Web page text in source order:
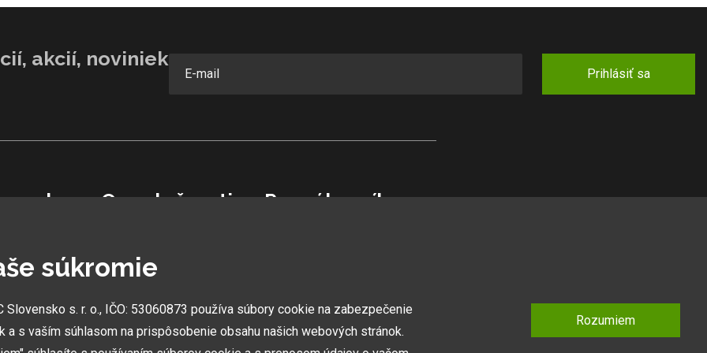
akcií, noviniek
Prihlásiť sa
O spoločnosti
Vlastná výroba
Kontaktné údaje
Kariéra
Pre zákazníka
Zákazník & partner
Reklamácia
Novinky
súkromie
Slovensko s. r. o., IČO: 53060873 používa súbory cookie na zabezpečenie
a s vaším súhlasom na prispôsobenie obsahu našich webových stránok.
Rozumiem